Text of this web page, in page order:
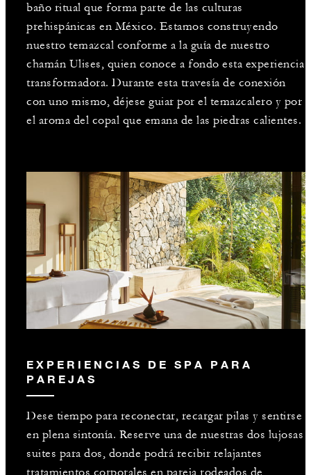
baño ritual que forma parte de las culturas
prehispánicas en México. Estamos construyendo
nuestro temazcal conforme a la guía de nuestro
chamán Ulises, quien conoce a fondo esta experiencia
transformadora. Durante esta travesía de conexión
con uno mismo, déjese guiar por el temazcalero y por
el aroma del copal que emana de las piedras calientes.
EXPERIENCIAS DE SPA PARA
PAREJAS
Dese tiempo para reconectar, recargar pilas y sentirse
en plena sintonía. Reserve una de nuestras dos lujosas
suites para dos, donde podrá recibir relajantes